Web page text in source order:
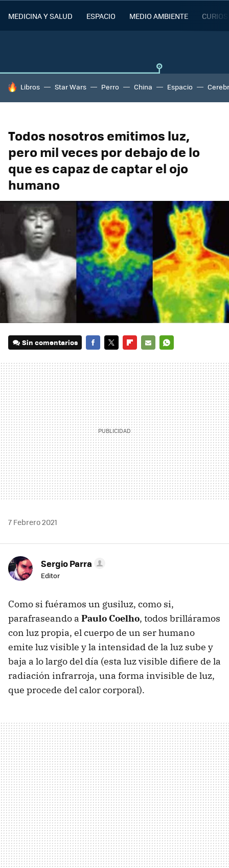
MEDICINA Y SALUD ESPACIO MEDIO AMBIENTE
HOY SE HABLA DE
Libros Star Wars Perro China Espacio
Todos nosotros emitimos luz,
pero mil veces por debajo de lo
que es capaz de captar el ojo
humano
Sin comentarios
MAIL
7 Febrero 2021
Sergio Parra
Editor
Como si fuéramos un gusiluz, como si,
parafraseando a Paulo Coelho, todos brilláramos
con luz propia, el cuerpo de un ser humano
emite luz visible y la intensidad de la luz sube y
baja a lo largo del día (esta luz visible difiere de la
radiación infrarroja, una forma invisible de luz,
que procede del calor corporal).